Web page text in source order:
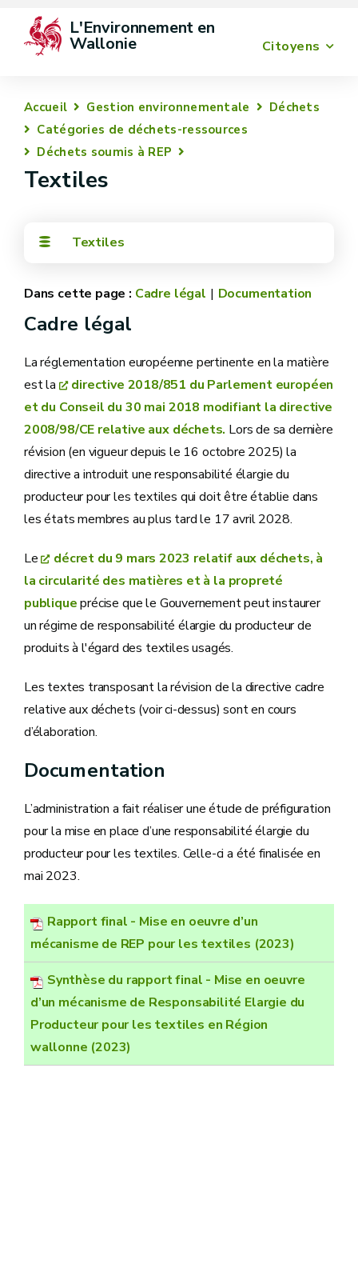
Citoyens
L'Environnement en
Wallonie
Accueil Gestion environnementale
Déchets
Catégories de déchets-ressources
Déchets soumis à REP
Textiles
Textiles
Cadre légal Documentation
Cadre légal
La réglementation européenne pertinente en la matière
est la
directive 2018/851 du Parlement européen
et du Conseil du 30 mai 2018 modifiant la directive
2008/98/CE relative aux déchets. Lors de sa dernière
révision (en vigueur depuis le 16 octobre 2025) la
directive a introduit une responsabilité élargie du
producteur pour les textiles qui doit être établie dans
les états membres au plus tard le 17 avril 2028.
Le
décret du 9 mars 2023 relatif aux déchets, à
la circularité des matières et à la propreté
publiqueprécise que le Gouvernement peut instaurer
un régime de responsabilité élargie du producteur de
produits à l'égard des textiles usagés.
Les textes transposant la révision de la directive cadre
relative aux déchets (voir ci-dessus) sont en cours
d’élaboration.
Documentation
L’administration a fait réaliser une étude de préfiguration
pour la mise en place d’une responsabilité élargie du
producteur pour les textiles. Celle-ci a été finalisée en
mai 2023.
Rapport final - Mise en oeuvre d’un
mécanisme de REP pour les textiles (2023)
Synthèse du rapport final - Mise en oeuvre
d’un mécanisme de Responsabilité Elargie du
Producteur pour les textiles en Région
wallonne (2023)